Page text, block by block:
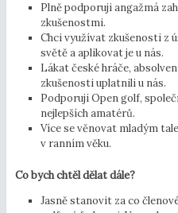
Plně podporuji angažmá
zkušenostmi.
Chci využívat zkušenosti z
světě a aplikovat je u nás.
Lákat české hráče,
zkušenosti uplatnili u nás.
Podporuji Open golf,
nejlepších amatérů.
Více se věnovat mladým
v ranním věku.
Co bych chtěl dělat dále?
Jasně stanovit za co